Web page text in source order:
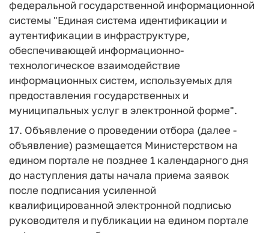
федеральной государственной информационной
системы "Единая система идентификации и
аутентификации в инфраструктуре,
обеспечивающей информационно-
технологическое взаимодействие
информационных систем, используемых для
предоставления государственных и
муниципальных услуг в электронной форме".
17. Объявление о проведении отбора (далее -
объявление) размещается Министерством на
едином портале не позднее 1 календарного дня
до наступления даты начала приема заявок
после подписания усиленной
квалифицированной электронной подписью
руководителя и публикации на едином портале